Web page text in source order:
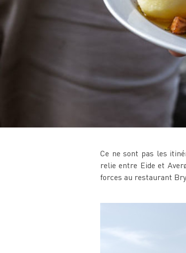
Ce ne sont pas les
relie entre Eide et
forces au restaurant